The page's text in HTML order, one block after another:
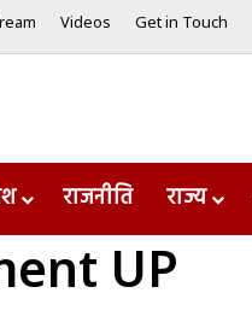
Videos Get in Touch
राजनीति राज्य
UP